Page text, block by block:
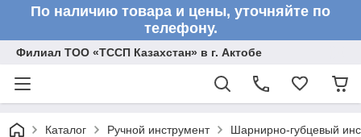
По наличию товара и цены, уточняйте по
телефону.
Филиал ТОО «ТССП Казахстан» в г. Актобе
Каталог Ручной инструмент Шарнирно-губцевый